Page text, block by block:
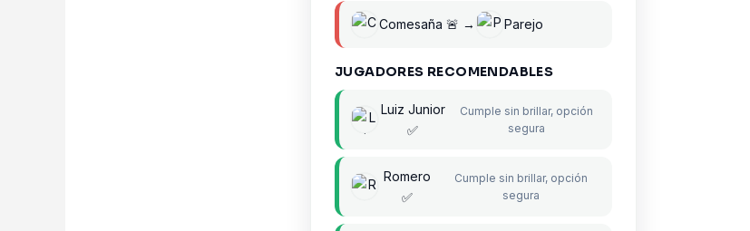
Comesaña 🚨 → Parejo
JUGADORES RECOMENDABLES
Luiz Junior
✅
Cumple sin brillar, opción
segura
Romero
✅
Cumple sin brillar, opción
segura